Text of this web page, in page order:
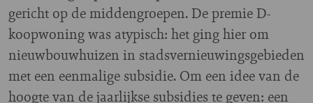
gericht op de middengroepen. De premie D-
koopwoning was atypisch: het ging hier om
nieuwbouwhuizen in stadsvernieuwingsgebieden
met een eenmalige subsidie. Om een idee van de
hoogte van de jaarlijkse subsidies te geven: een